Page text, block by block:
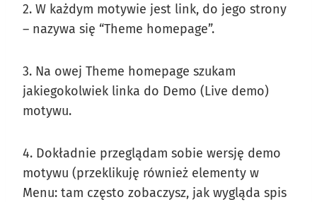
2. W każdym motywie jest link, do jego strony
– nazywa się “Theme homepage”.
3. Na owej Theme homepage szukam
jakiegokolwiek linka do Demo (Live demo)
motywu.
4. Dokładnie przeglądam sobie wersję demo
motywu (przeklikuję również elementy w
Menu: tam często zobaczysz, jak wygląda spis